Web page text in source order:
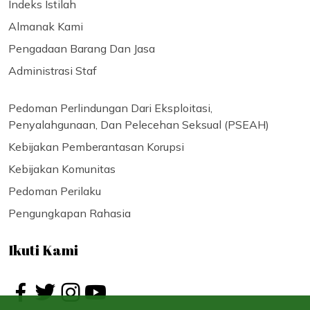
Indeks Istilah
Almanak Kami
Pengadaan Barang Dan Jasa
Administrasi Staf
Pedoman Perlindungan Dari Eksploitasi,
Penyalahgunaan, Dan Pelecehan Seksual (PSEAH)
Kebijakan Pemberantasan Korupsi
Kebijakan Komunitas
Pedoman Perilaku
Pengungkapan Rahasia
Ikuti Kami